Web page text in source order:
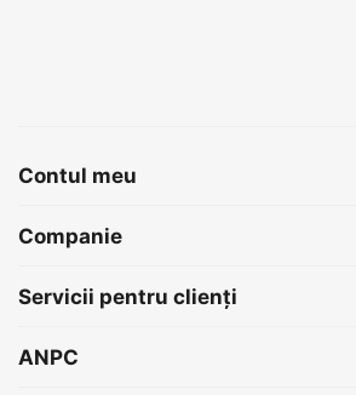
Contul meu
Companie
Servicii pentru clienți
ANPC